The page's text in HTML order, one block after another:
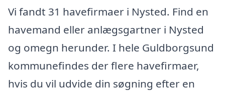
Vi fandt 31 havefirmaer i Nysted. Find en
havemand eller anlægsgartner i Nysted
og omegn herunder. I hele Guldborgsund
kommunefindes der flere havefirmaer,
hvis du vil udvide din søgning efter en